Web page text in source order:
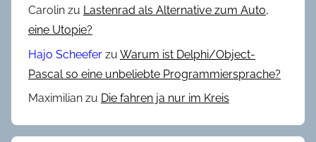
,
B
l
-
e
Carolin zu Lastenrad als Alternative zum Auto,
eine Utopie?
Hajo Scheefer zu Warum ist Delphi/Object-
Pascal so eine unbeliebte Programmiersprache?
Maximilian zu Die fahren ja nur im Kreis